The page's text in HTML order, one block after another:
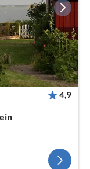
4,9